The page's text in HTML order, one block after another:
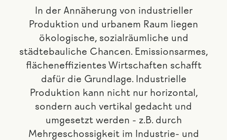
In der Annäherung von industrieller
Produktion und urbanem Raum liegen
ökologische, sozialräumliche und
städtebauliche Chancen. Emissionsarmes,
flächeneffizientes Wirtschaften schafft
dafür die Grundlage. Industrielle
Produktion kann nicht nur horizontal,
sondern auch vertikal gedacht und
umgesetzt werden - z.B. durch
Mehrgeschossigkeit im Industrie- und